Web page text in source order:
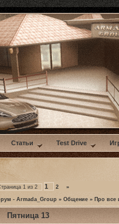
Статьи Test Drive
1 из 2 1 2 »
- Armada_Group » Общение » Про все
Пятница 13